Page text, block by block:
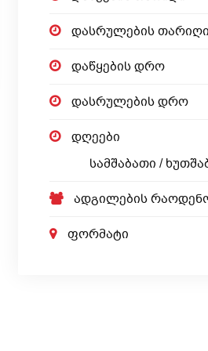
დასრულების თარიღი
დაწყების დრო
დასრულების დრო
დღეები
სამშაბათი /
ადგილების
ფორმატი